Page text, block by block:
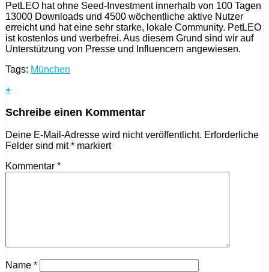
PetLEO hat ohne Seed-Investment innerhalb von 100 Tagen
13000 Downloads und 4500 wöchentliche aktive Nutzer
erreicht und hat eine sehr starke, lokale Community. PetLEO
ist kostenlos und werbefrei. Aus diesem Grund sind wir auf
Unterstützung von Presse und Influencern angewiesen.
Tags: München
+
Schreibe einen Kommentar
Deine E-Mail-Adresse wird nicht veröffentlicht. Erforderliche
Felder sind mit* markiert
Kommentar *
Name *